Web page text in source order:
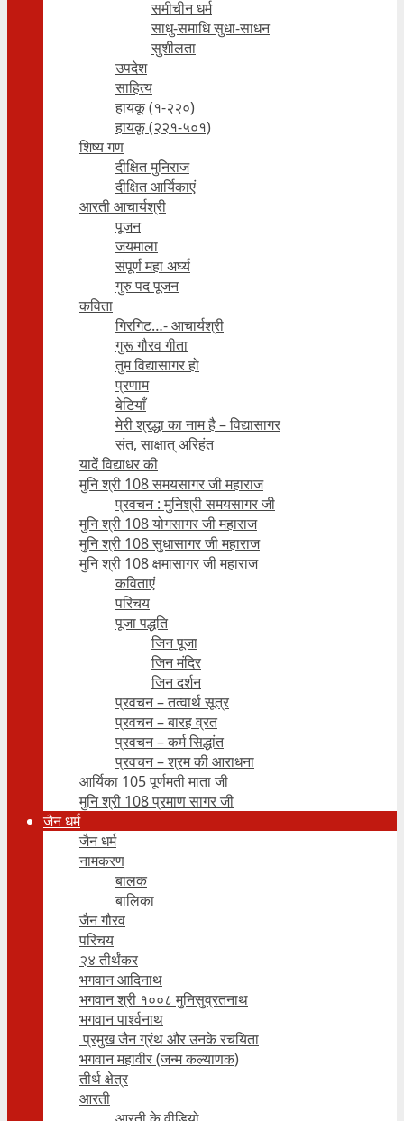
समीचीन धर्म
साधु-समाधि सुधा-साधन
सुशीलता
उपदेश
साहित्य
हायकू (१‍-२२०)
हायकू (२२१-५०१)
शिष्य गण
दीक्षित मुनिराज
दीक्षित आर्यिकाएं
आरती आचार्यश्री
पूजन
जयमाला
संपूर्ण महा अर्घ्य
गुरु पद पूजन
कविता
गिरगिट…- आचार्यश्री
गुरू गौरव गीता
तुम विद्यासागर हो
प्रणाम
बेटियाँ
मेरी श्रद्धा का नाम है – विद्यासागर
संत, साक्षात् अरिहंत
यादें विद्याधर की
मुनि श्री 108 समयसागर जी महाराज
प्रवचन : मुनिश्री समयसागर जी
मुनि श्री 108 योगसागर जी महाराज
मुनि श्री 108 सुधासागर जी महाराज
मुनि श्री 108 क्षमासागर जी महाराज
कविताएं
परिचय
पूजा पद्धति
जिन पूजा
जिन मंदिर
जिन दर्शन
प्रवचन – तत्वार्थ सूत्र
प्रवचन – बारह व्रत
प्रवचन – कर्म सिद्धांत
प्रवचन – श्रम की आराधना
आर्यिका 105 पूर्णमती माता जी
मुनि श्री 108 प्रमाण सागर जी
जैन धर्म
जैन धर्म
नामकरण
बालक
बालिका
जैन गौरव
परिचय
२४ तीर्थंकर
भगवान आदिनाथ
भगवान श्री १००८ मुनिसुव्रतनाथ
भगवान पार्श्वनाथ
प्रमुख जैन ग्रंथ और उनके रचयिता
भगवान महावीर (जन्म कल्याणक)
तीर्थ क्षेत्र
आरती